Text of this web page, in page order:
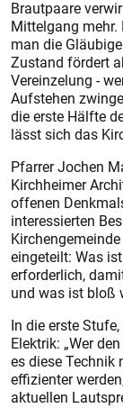
Brautpaare
Mittelgang
man die
Zustand fördert
Vereinzelung -
Aufstehen
die erste Hälfte
lässt sich das
Pfarrer Jochen
Kirchheimer
offenen
interessierten
eingeteilt: Was
erforderlich,
und was ist bloß
In die erste
Elektrik: „Wer
es diese ­Technik
effizienter
aktuellen